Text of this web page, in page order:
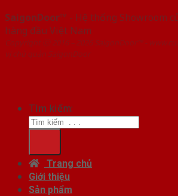
SaigonDoor™ - Hệ thống Showroom
hàng đầu Việt Nam
Copyright ⓒ 2016 – 2026 SaigonDoor™ -
vị chủ quản SaigonDoor
Tìm kiếm:
Trang chủ
Giới thiệu
Sản phẩm